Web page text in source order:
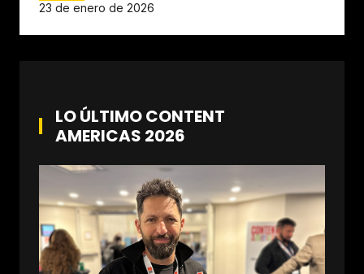
23 de enero de 2026
LO ÚLTIMO CONTENT
AMERICAS 2026